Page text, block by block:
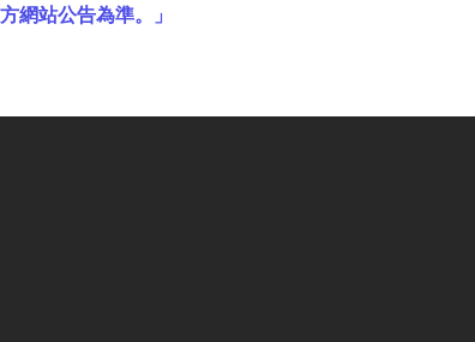
網站公告為準。」